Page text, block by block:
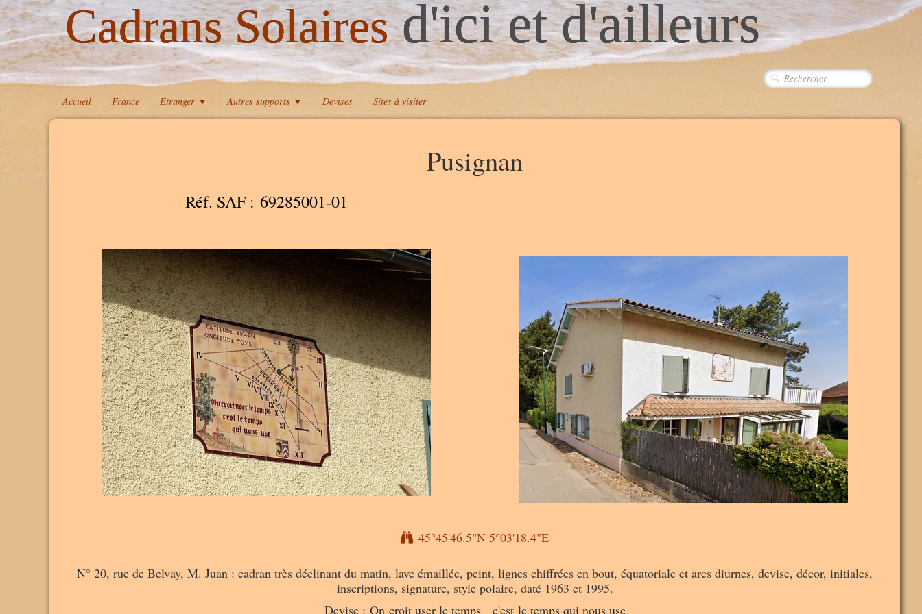
Cadrans Solairesd'ici et d'ailleurs
Accueil France Etranger ▼ Autres supports ▼ Devises Sites à visiter
Pusignan
Réf. SAF : 69285001-01 A
45°45'46.5"N 5°03'18.4"E
N° 20, rue de Belvay, M. Juan : cadran très déclinant du matin, lave émaillée, peint, lignes chiffrées en bout, équatoriale et arcs diurnes, devise, décor, initiales,
inscriptions, signature, style polaire, daté 1963 et 1995.
Devise : On croit user le temps c'est le temps qui nous use